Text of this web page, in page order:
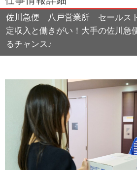
佐川急便 八戸営業所 セールス
定収入と働きがい！大手の佐川急
るチャンス♪